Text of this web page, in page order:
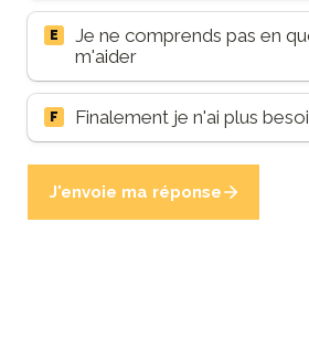
E
Je ne comprends pas en
m'aider
F
J'envoie ma réponse